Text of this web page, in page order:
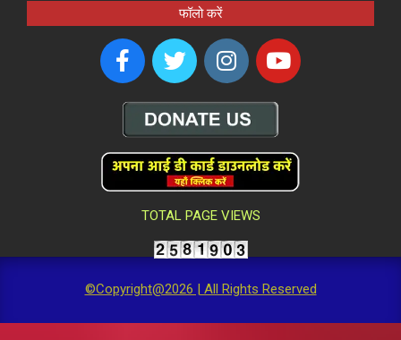
फॉलो करें
TOTAL PAGE VIEWS
©Copyright@2026 | All Rights Reserved